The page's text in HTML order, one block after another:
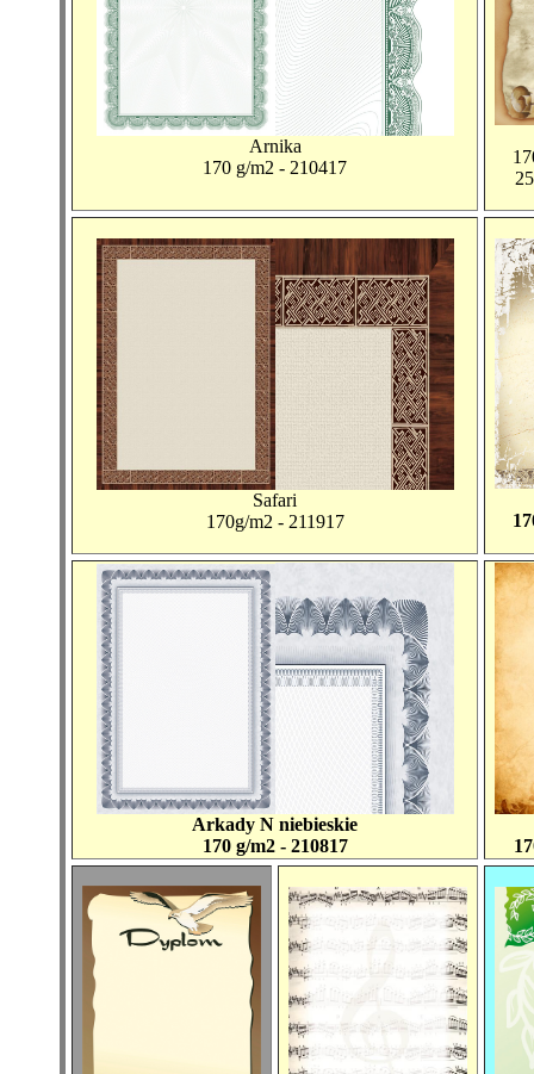
Arnika
170 g/m2 - 210417
Safari
170g/m2 - 211917
Arkady N niebieskie
170 g/m2 - 210817